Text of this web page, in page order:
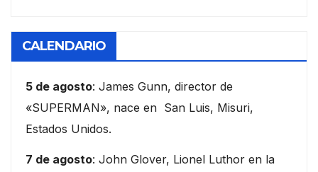
CALENDARIO
5 de agosto: James Gunn, director de
«SUPERMAN», nace en San Luis, Misuri,
Estados Unidos.
7 de agosto: John Glover, Lionel Luthor en la